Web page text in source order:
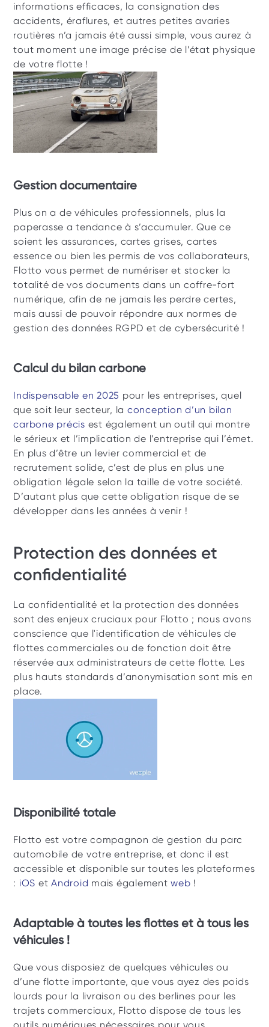
informations efficaces, la consignation des
accidents, éraflures, et autres petites avaries
routières n’a jamais été aussi simple, vous aurez à
tout moment une image précise de l’état physique
de votre flotte !
Gestion documentaire
Plus on a de véhicules professionnels, plus la
paperasse a tendance à s’accumuler. Que ce
soient les assurances, cartes grises, cartes
essence ou bien les permis de vos collaborateurs,
Flotto vous permet de numériser et stocker la
totalité de vos documents dans un coffre-fort
numérique, afin de ne jamais les perdre certes,
mais aussi de pouvoir répondre aux normes de
gestion des données RGPD et de cybersécurité !
Calcul du bilan carbone
Indispensable en 2025 pour les entreprises, quel
que soit leur secteur, la conception d’un bilan
carbone précis est également un outil qui montre
le sérieux et l’implication de l’entreprise qui l’émet.
En plus d’être un levier commercial et de
recrutement solide, c’est de plus en plus une
obligation légale selon la taille de votre société.
D’autant plus que cette obligation risque de se
développer dans les années à venir !
Protection des données et
confidentialité
La confidentialité et la protection des données
sont des enjeux cruciaux pour Flotto ; nous avons
conscience que l'identification de véhicules de
flottes commerciales ou de fonction doit être
réservée aux administrateurs de cette flotte. Les
plus hauts standards d’anonymisation sont mis en
place.
Disponibilité totale
Flotto est votre compagnon de gestion du parc
automobile de votre entreprise, et donc il est
accessible et disponible sur toutes les plateformes
: iOS et Android mais également web !
Adaptable à toutes les flottes et à tous les
véhicules !
Que vous disposiez de quelques véhicules ou
d’une flotte importante, que vous ayez des poids
lourds pour la livraison ou des berlines pour les
trajets commerciaux, Flotto dispose de tous les